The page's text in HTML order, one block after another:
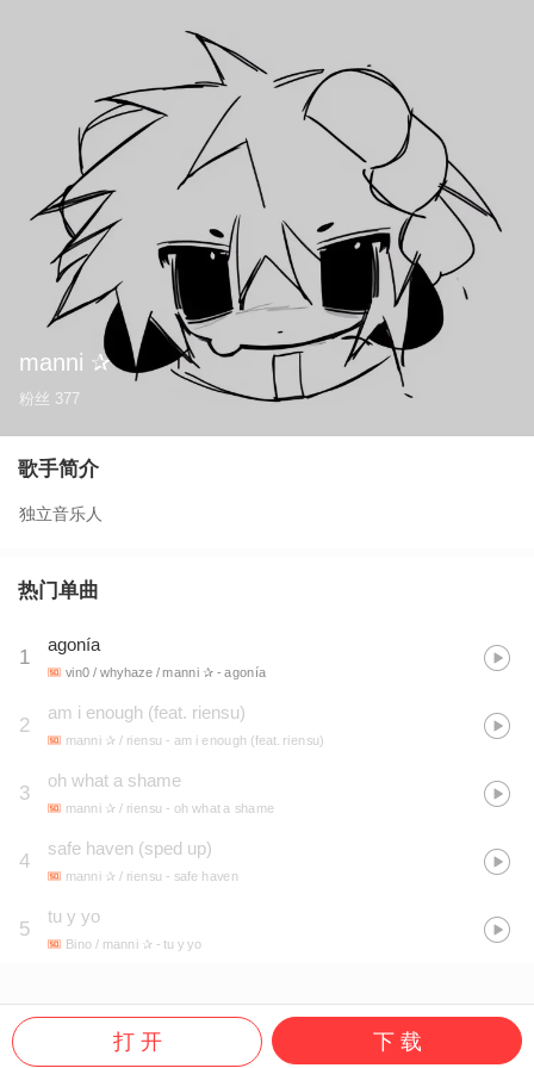
manni ✰
粉丝 377
歌手简介
独立音乐人
热门单曲
1
agonía
vin0 / whyhaze / manni ✰ - agonía
2
am i enough (feat. riensu)
manni ✰ / riensu - am i enough (feat. riensu)
3
oh what a shame
manni ✰ / riensu - oh what a shame
4
safe haven (sped up)
manni ✰ / riensu - safe haven
5
tu y yo
Bino / manni ✰ - tu y yo
打 开 下 载